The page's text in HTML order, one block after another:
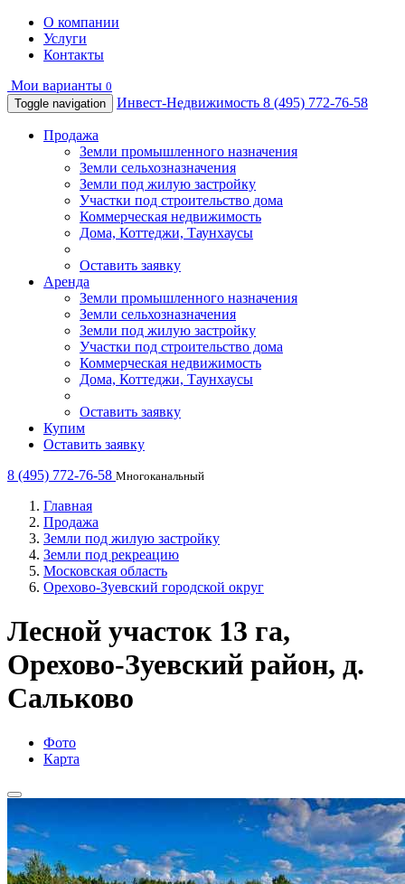
О компании
Услуги
Контакты
Мои варианты 0
Toggle navigation
Инвест-Недвижимость 8 (495) 772-76-58
Продажа
Земли промышленного назначения
Земли сельхозназначения
Земли под жилую застройку
Участки под строительство дома
Коммерческая недвижимость
Дома, Коттеджи, Таунхаусы
Оставить заявку
Аренда
Земли промышленного назначения
Земли сельхозназначения
Земли под жилую застройку
Участки под строительство дома
Коммерческая недвижимость
Дома, Коттеджи, Таунхаусы
Оставить заявку
Купим
Оставить заявку
8 (495) 772-76-58 Многоканальный
Главная
Продажа
Земли под жилую застройку
Земли под рекреацию
Московская область
Орехово-Зуевский городской округ
Лесной участок 13 га,
Орехово-Зуевский район, д.
Сальково
Фото
Карта